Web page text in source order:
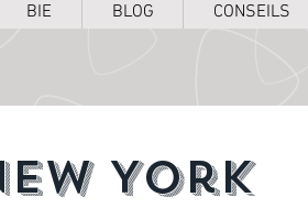
BIE BLOG CONSEILS
York